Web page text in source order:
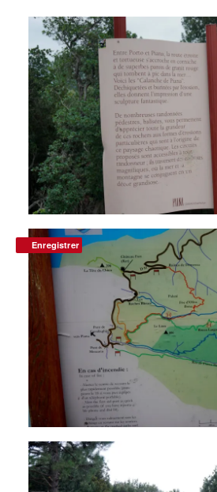
Enregistrer